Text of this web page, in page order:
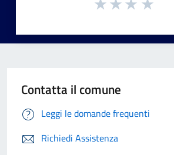
Contatta il comune
Leggi le domande frequenti
Richiedi Assistenza